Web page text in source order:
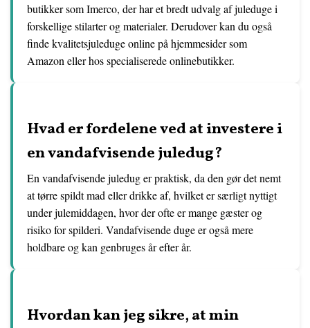
butikker som Imerco, der har et bredt udvalg af juleduge i
forskellige stilarter og materialer. Derudover kan du også
finde kvalitetsjuleduge online på hjemmesider som
Amazon eller hos specialiserede onlinebutikker.
Hvad er fordelene ved at investere i
en vandafvisende juledug?
En vandafvisende juledug er praktisk, da den gør det nemt
at tørre spildt mad eller drikke af, hvilket er særligt nyttigt
under julemiddagen, hvor der ofte er mange gæster og
risiko for spilderi. Vandafvisende duge er også mere
holdbare og kan genbruges år efter år.
Hvordan kan jeg sikre, at min